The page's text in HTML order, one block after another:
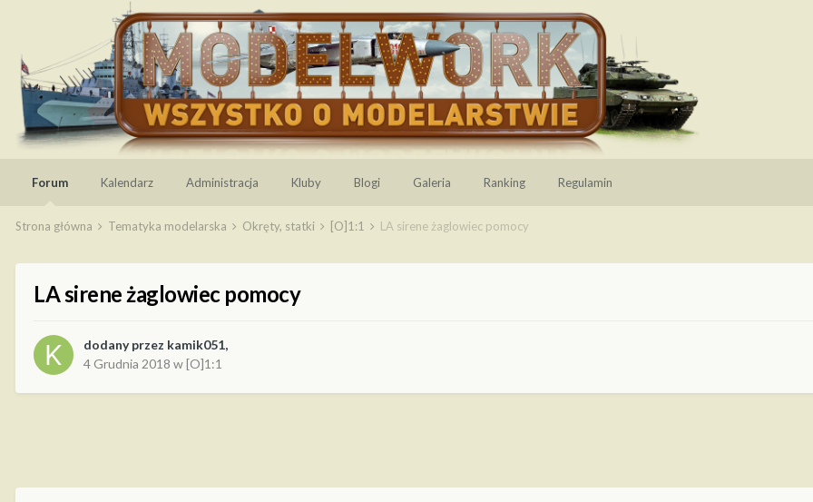
Forum Kalendarz Administracja Kluby Blogi Galeria Ranking Regulamin
Strona główna Tematyka modelarska Okręty, statki [O]1:1 LA sirene żaglowiec pomocy
LA sirene żaglowiec pomocy
dodany przez kamik051,
4 Grudnia 2018 w[O]1:1